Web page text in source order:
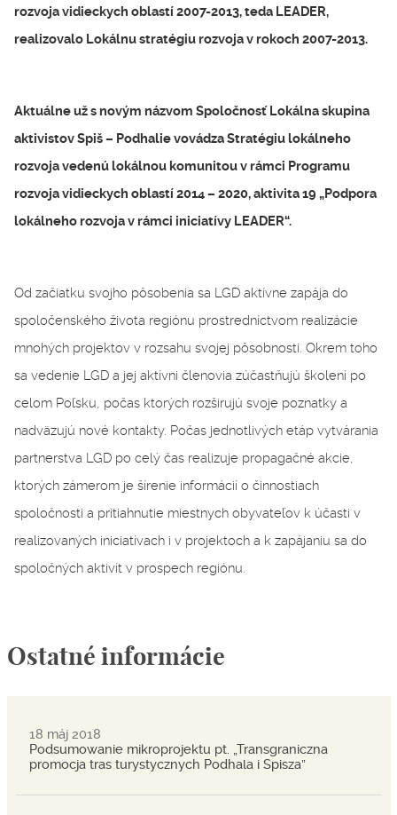
rozvoja vidieckych oblastí 2007-2013, teda LEADER,
realizovalo Lokálnu stratégiu rozvoja v rokoch 2007-2013.
Aktuálne už s novým názvom Spoločnosť Lokálna skupina
aktivistov Spiš – Podhalie vovádza Stratégiu lokálneho
rozvoja vedenú lokálnou komunitou v rámci Programu
rozvoja vidieckych oblastí 2014 – 2020, aktivita 19 „Podpora
lokálneho rozvoja v rámci iniciatívy LEADER“.
Od začiatku svojho pôsobenia sa LGD aktívne zapája do
spoločenského života regiónu prostredníctvom realizácie
mnohých projektov v rozsahu svojej pôsobnosti. Okrem toho
sa vedenie LGD a jej aktívni členovia zúčastňujú školení po
celom Poľsku, počas ktorých rozširujú svoje poznatky a
nadväzujú nové kontakty. Počas jednotlivých etáp vytvárania
partnerstva LGD po celý čas realizuje propagačné akcie,
ktorých zámerom je šírenie informácií o činnostiach
spoločnosti a pritiahnutie miestnych obyvateľov k účasti v
realizovaných iniciatívach i v projektoch a k zapájaniu sa do
spoločných aktivít v prospech regiónu.
Ostatné informácie
18 máj 2018
Podsumowanie mikroprojektu pt. „Transgraniczna
promocja tras turystycznych Podhala i Spisza”